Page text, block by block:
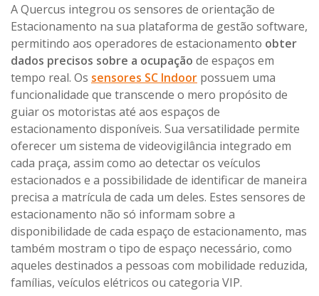
A Quercus integrou os sensores de orientação de
Estacionamento na sua plataforma de gestão software,
permitindo aos operadores de estacionamento obter
dados precisos sobre a ocupação de espaços em
tempo real. Os sensores SC Indoor possuem uma
funcionalidade que transcende o mero propósito de
guiar os motoristas até aos espaços de
estacionamento disponíveis. Sua versatilidade permite
oferecer um sistema de videovigilância integrado em
cada praça, assim como ao detectar os veículos
estacionados e a possibilidade de identificar de maneira
precisa a matrícula de cada um deles. Estes sensores de
estacionamento não só informam sobre a
disponibilidade de cada espaço de estacionamento, mas
também mostram o tipo de espaço necessário, como
aqueles destinados a pessoas com mobilidade reduzida,
famílias, veículos elétricos ou categoria VIP.